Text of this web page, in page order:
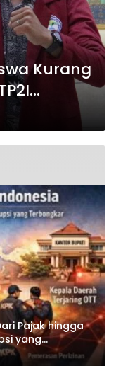
Kurang
Pajak hingga
yang